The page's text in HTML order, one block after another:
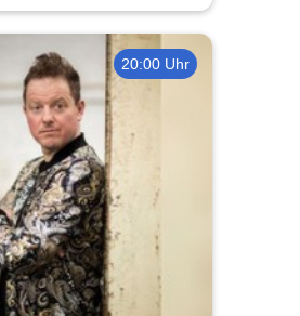
20:00 Uhr